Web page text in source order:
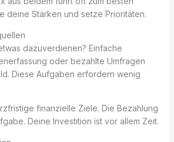
deine Stärken und setze Prioritäten.
dazuverdienen? Einfache
oder bezahlte Umfragen
Diese Aufgaben erfordern wenig
finanzielle Ziele. Die Bezahlung
Deine Investition ist vor allem Zeit.